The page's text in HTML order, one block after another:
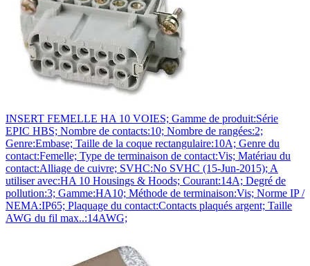
INSERT FEMELLE HA 10 VOIES; Gamme de produit:Série
EPIC HBS; Nombre de contacts:10; Nombre de rangées:2;
Genre:Embase; Taille de la coque rectangulaire:10A; Genre du
contact:Femelle; Type de terminaison de contact:Vis; Matériau du
contact:Alliage de cuivre; SVHC:No SVHC (15-Jun-2015); A
utiliser avec:HA 10 Housings & Hoods; Courant:14A; Degré de
pollution:3; Gamme:HA10; Méthode de terminaison:Vis; Norme IP /
NEMA:IP65; Plaquage du contact:Contacts plaqués argent; Taille
AWG du fil max..:14AWG;